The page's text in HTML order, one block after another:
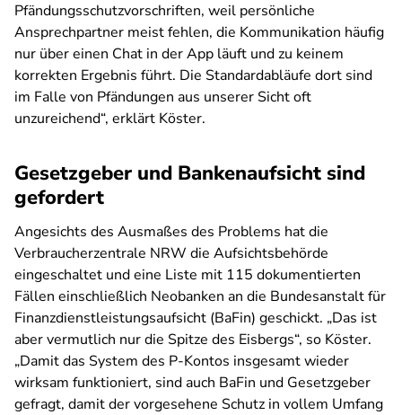
Pfändungsschutzvorschriften, weil persönliche
Ansprechpartner meist fehlen, die Kommunikation häufig
nur über einen Chat in der App läuft und zu keinem
korrekten Ergebnis führt. Die Standardabläufe dort sind
im Falle von Pfändungen aus unserer Sicht oft
unzureichend“, erklärt Köster.
Gesetzgeber und Bankenaufsicht sind
gefordert
Angesichts des Ausmaßes des Problems hat die
Verbraucherzentrale NRW die Aufsichtsbehörde
eingeschaltet und eine Liste mit 115 dokumentierten
Fällen einschließlich Neobanken an die Bundesanstalt für
Finanzdienstleistungsaufsicht (BaFin) geschickt. „Das ist
aber vermutlich nur die Spitze des Eisbergs“, so Köster.
„Damit das System des P-Kontos insgesamt wieder
wirksam funktioniert, sind auch BaFin und Gesetzgeber
gefragt, damit der vorgesehene Schutz in vollem Umfang